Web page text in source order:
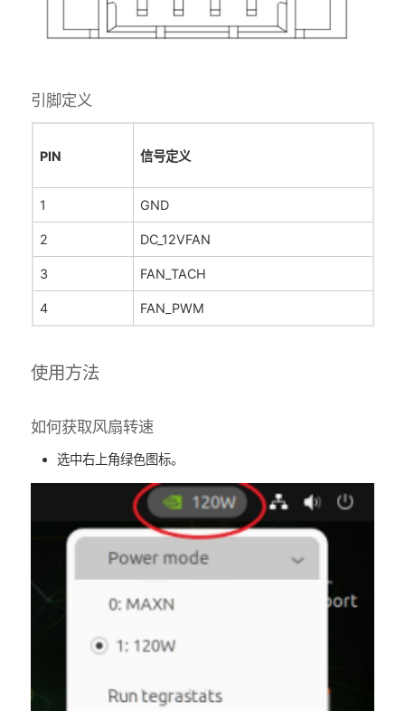
引脚定义
PIN 信号定义
1 GND
2 DC_12VFAN
3 FAN_TACH
4 FAN_PWM
使用方法
如何获取风扇转速
选中右上角绿色图标。